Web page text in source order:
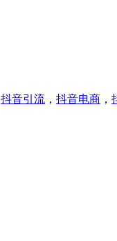
抖音引流 ， 抖音电商 ，